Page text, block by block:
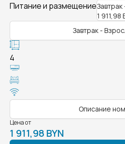
Питание и размещение
1 911,98
Завтрак -
4
Описание
Цена от
1 911,98 BYN